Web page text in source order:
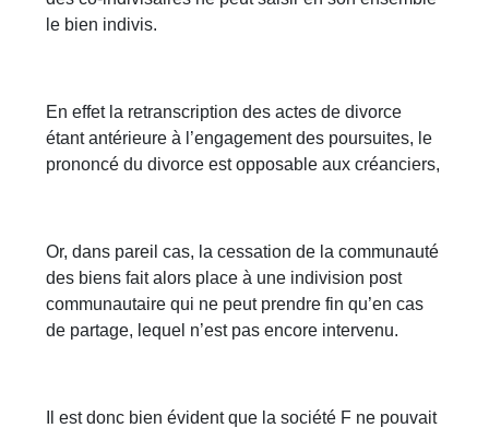
le bien indivis.
En effet la retranscription des actes de divorce
étant antérieure à l’engagement des poursuites, le
prononcé du divorce est opposable aux créanciers,
Or, dans pareil cas, la cessation de la communauté
des biens fait alors place à une indivision post
communautaire qui ne peut prendre fin qu’en cas
de partage, lequel n’est pas encore intervenu.
Il est donc bien évident que la société F ne pouvait